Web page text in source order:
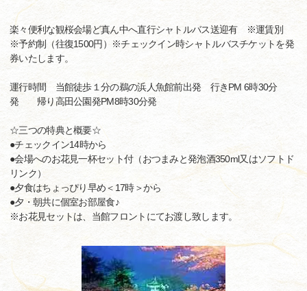
楽々便利な観桜会場ど真ん中へ直行シャトルバス送迎有 ※運賃別
※予約制（往復1500円）※チェックイン時シャトルバスチケットを発
券いたします。
運行時間 当館徒歩１分の鵜の浜人魚館前出発 行きPM 6時30分
発 帰り高田公園発PM8時30分発
☆三つの特典と概要☆
●チェックイン14時から
●会場へのお花見一杯セット付（おつまみと発泡酒350ml又はソフトド
リンク）
●夕食はちょっぴり早め＜17時＞から
●夕・朝共に個室お部屋食♪
※お花見セットは、当館フロントにてお渡し致します。